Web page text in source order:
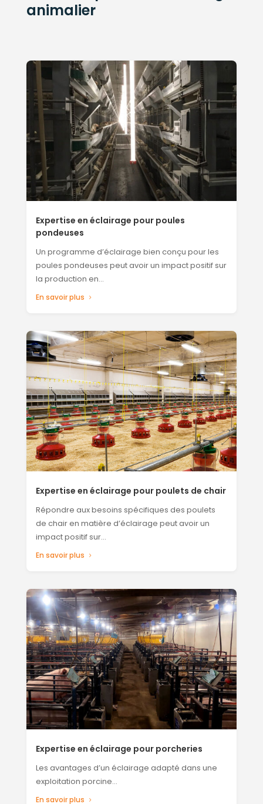
animalier
Expertise en éclairage pour poules
pondeuses
Un programme d’éclairage bien conçu pour les
poules pondeuses peut avoir un impact positif sur
la production en...
En savoir plus
Expertise en éclairage pour poulets de chair
Répondre aux besoins spécifiques des poulets
de chair en matière d’éclairage peut avoir un
impact positif sur…
En savoir plus
Expertise en éclairage pour porcheries
Les avantages d’un éclairage adapté dans une
exploitation porcine…
En savoir plus